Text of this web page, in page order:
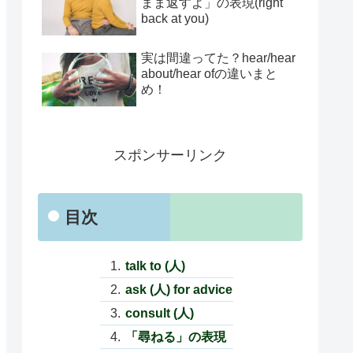
back at you)
実は間違ってた？hear/hear
about/hear ofの違いまと
め！
スポンサーリンク
目次
talk to (人)
ask (人) for advice
consult (人)
「尋ねる」の表現